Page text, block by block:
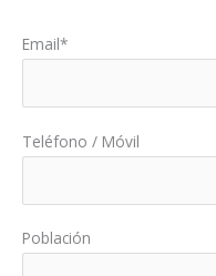
Email*
Teléfono / Móvil
Población